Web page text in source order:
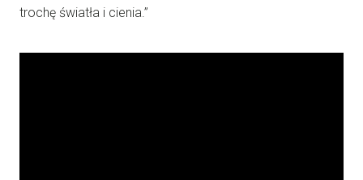
trochę światła i cienia.”